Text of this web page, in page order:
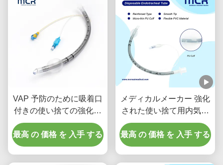
VAP 予防のために吸着口
付きの使い捨ての強化さ
れた内気管
最高 の 価格 を 入手 する
メディカルメーカー 強化
された使い捨て用内気管
DEHPフリー
最高 の 価格 を 入手 する